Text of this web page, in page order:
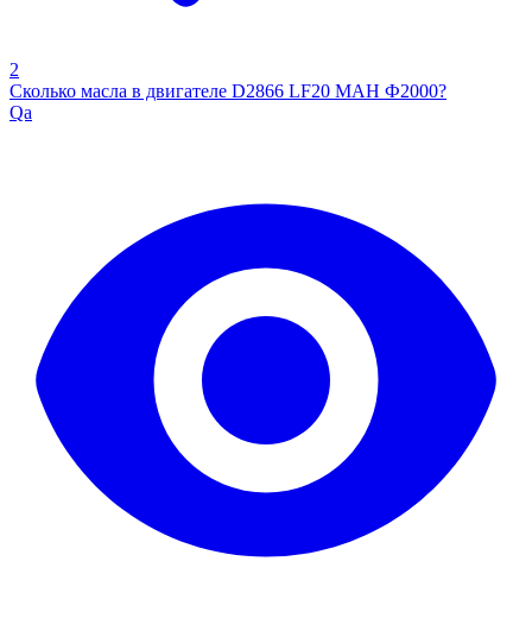
2
Сколько масла в двигателе D2866 LF20 МАН Ф2000?
Qa